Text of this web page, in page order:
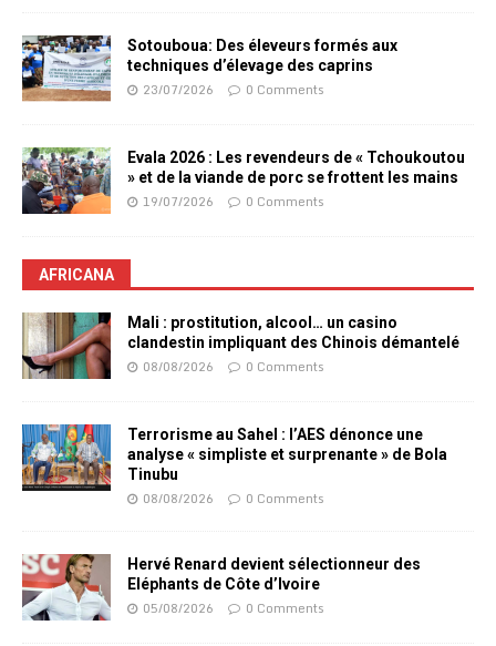
Sotouboua: Des éleveurs formés aux
techniques d’élevage des caprins
23/07/2026 0 Comments
Evala 2026 : Les revendeurs de « Tchoukoutou
» et de la viande de porc se frottent les mains
19/07/2026 0 Comments
AFRICANA
Mali : prostitution, alcool… un casino
clandestin impliquant des Chinois démantelé
08/08/2026 0 Comments
Terrorisme au Sahel : l’AES dénonce une
analyse « simpliste et surprenante » de Bola
Tinubu
08/08/2026 0 Comments
Hervé Renard devient sélectionneur des
Eléphants de Côte d’Ivoire
05/08/2026 0 Comments